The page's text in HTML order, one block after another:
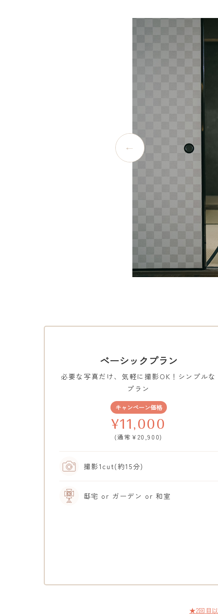
ベーシックプラン
必要な写真だけ、気軽に撮影OK！シンプルな
プラン
キャンペーン価格
¥11,000
(通常¥20,900)
撮影1cut(約15分)
邸宅 or ガーデン or 和室
★2回目